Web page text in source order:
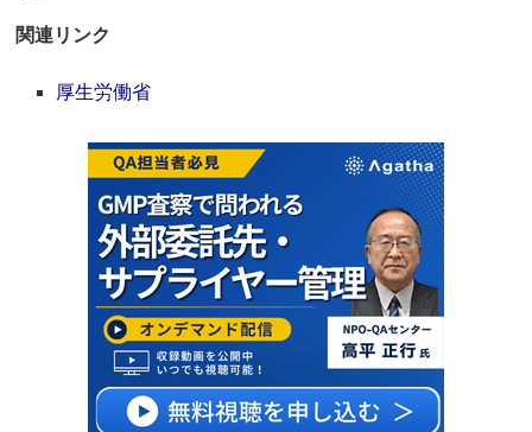
関連リンク
厚生労働省